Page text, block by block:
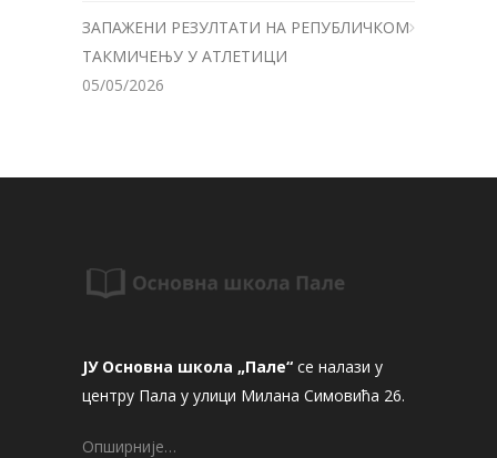
ЗАПАЖЕНИ РЕЗУЛТАТИ НА РЕПУБЛИЧКОМ
ТАКМИЧЕЊУ У АТЛЕТИЦИ
05/05/2026
ЈУ Основна школа „Пале“ се налази у
центру Пала у улици Милана Симовића 26.
Опширније…